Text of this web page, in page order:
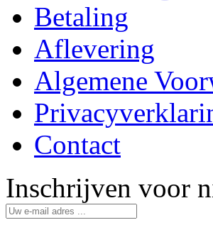
Betaling
Aflevering
Algemene
Contact
Inschrijven voor